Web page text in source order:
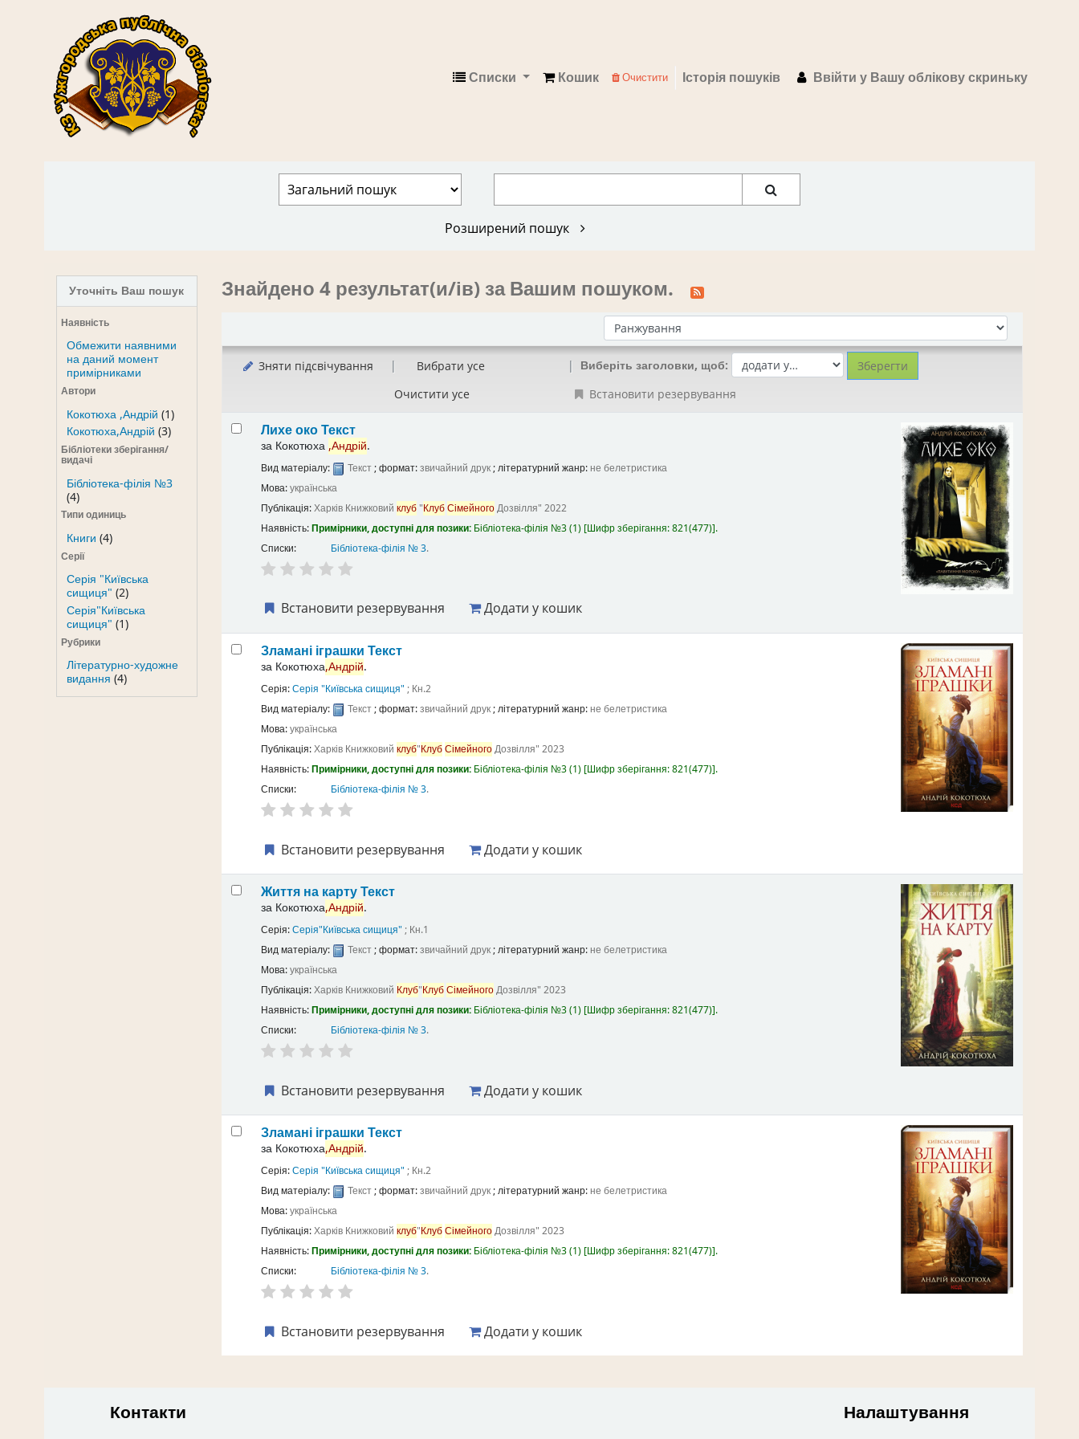
Кошик
Списки Ввійти у Вашу облікову скриньку
Історія пошуків
Очистити
Розширений пошук
Уточніть Ваш пошук
Наявність
Обмежити наявними
на даний момент
примірниками
Автори
Кокотюха ,Андрій (1)
Кокотюха,Андрій (3)
Бібліотеки зберігання/
видачі
Бібліотека-філія №3
(4)
Типи одиниць
Книги (4)
Серії
Серія "Київська
сищиця" (2)
Серія"Київська
сищиця" (1)
Рубрики
Літературно-художне
видання (4)
Знайдено 4 результат(и/ів) за Вашим пошуком.
Сортувати за:
Зняти підсвічування
Вибрати усе
Очистити усе
Виберіть заголовки, щоб:
Встановити резервування
Лихе окоТекст
за Кокотюха,Андрій.
Вид матеріалу: Текст; формат:звичайний друк; літературний жанр: не белетристика
Мова:українська
Публікація:Харків Книжковий клуб"КлубСімейногоДозвілля" 2022
Наявність:Примірники, доступні для позики: Бібліотека-філія №3(1) Шифр зберігання:821(477) .
Списки:
Бібліотека-філія № 3.
Встановити резервування Додати у кошик
Зламані іграшки Текст
за Кокотюха,Андрій.
Серія:Серія "Київська сищиця" ; Кн.2
Вид матеріалу:
Текст; формат:звичайний друк; літературний жанр:не белетристика
Мова:українська
Публікація:Харків Книжковий клуб"КлубСімейногоДозвілля" 2023
Наявність:Примірники, доступні для позики: Бібліотека-філія №3(1) Шифр зберігання:821(477) .
Списки:
Бібліотека-філія № 3.
Встановити резервування Додати у кошик
Життя на картуТекст
за Кокотюха,Андрій.
Серія:Серія"Київська сищиця" ; Кн.1
Вид матеріалу:
Текст; формат:звичайний друк; літературний жанр: не белетристика
Мова:українська
Публікація:Харків Книжковий Клуб"КлубСімейногоДозвілля" 2023
Наявність:Примірники, доступні для позики: Бібліотека-філія №3(1) Шифр зберігання:821(477) .
Списки:
Бібліотека-філія № 3.
Встановити резервування Додати у кошик
Зламані іграшки Текст
за Кокотюха,Андрій.
Серія:Серія "Київська сищиця" ; Кн.2
Вид матеріалу:
Текст; формат:звичайний друк; літературний жанр:не белетристика
Мова:українська
Публікація:Харків Книжковий клуб"КлубСімейногоДозвілля" 2023
Наявність:Примірники, доступні для позики: Бібліотека-філія №3(1) Шифр зберігання:821(477) .
Списки:
Бібліотека-філія № 3.
Встановити резервування Додати у кошик
Контакти Налаштування